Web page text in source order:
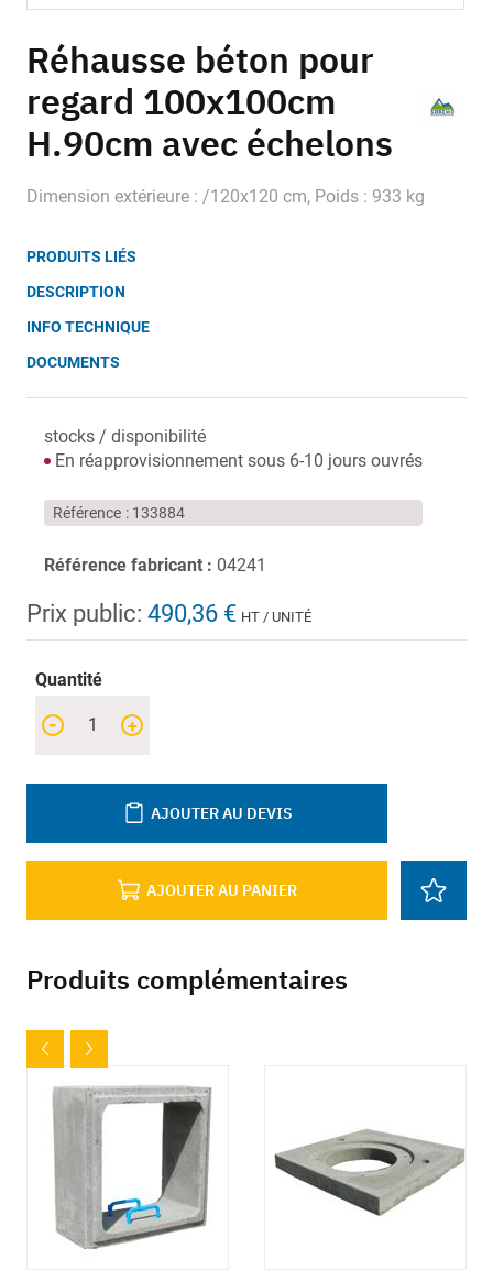
to
the
beginning
of
the
gallery
Réhausse béton pour
regard 100x100cm
H.90cm avec échelons
Dimension extérieure : /120x120 cm, Poids : 933 kg
PRODUITS LIÉS
DESCRIPTION
INFO TECHNIQUE
DOCUMENTS
stocks / disponibilité
En réapprovisionnement sous 6-10 jours ouvrés
Référence 133884
Référence fabricant : 04241
Prix public: 490,36 € HT / UNITÉ
Quantité
+
-
AJOUTER AU PANIER
AJOUTER AU DEVIS
Produits complémentaires